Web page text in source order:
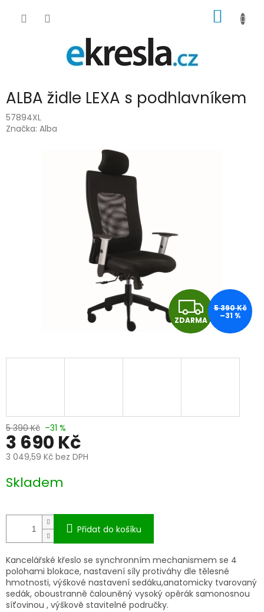
KOŠÍK
ALBA židle LEXA s podhlavníkem
57894XL
Značka: Alba
Z
D
A
ZDARMA
5 390 Kč
–31 %
5 390 Kč –31 %
3 690 Kč
3 049,59 Kč bez DPH
cena:
Skladem
Přidat do košíku
Kancelářské křeslo se synchronním mechanismem se 4
polohami blokace, nastavení síly protiváhy dle tělesné
hmotnosti, výškové nastavení sedáku,anatomicky tvarovaný
sedák, oboustranně čalouněný vysoký opěrák samonosnou
síťovinou , výškově stavitelné područky.